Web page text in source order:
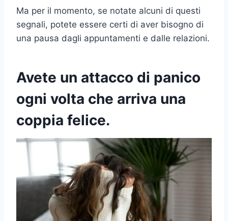
Ma per il momento, se notate alcuni di questi
segnali, potete essere certi di aver bisogno di
una pausa dagli appuntamenti e dalle relazioni.
Avete un attacco di panico
ogni volta che arriva una
coppia felice.